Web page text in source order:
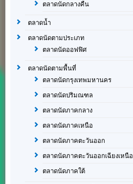
ตลาดนัดกลางคืน
ตลาดน้ำ
ตลาดนัดตามประเภท
ตลาดนัดออฟฟิศ
ตลาดนัดตามพื้นที่
ตลาดนัดกรุงเทพมหานคร
ตลาดนัดปริมณฑล
ตลาดนัดภาคกลาง
ตลาดนัดภาคเหนือ
ตลาดนัดภาคตะวันออก
ตลาดนัดภาคตะวันออกเฉียงเหนือ
ตลาดนัดภาคใต้